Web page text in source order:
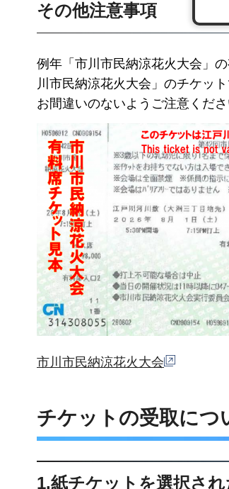
その他注意事項
例年「市川市民納涼花火大会」
川市民納涼花火大会」のチケッ
お間違いのないようご注意くださ
市川市民納涼花火大会
チケットの受取につ
1.紙チケットを選択さ